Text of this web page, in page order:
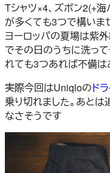
Tシャツ×4、ズボン2(+
が多くても3つで構いま
ヨーロッパの夏場は紫
でその日のうちに洗っ
れても3つあれば不備は
実際今回はUniqloのド
乗り切れました。あと
なさそうです